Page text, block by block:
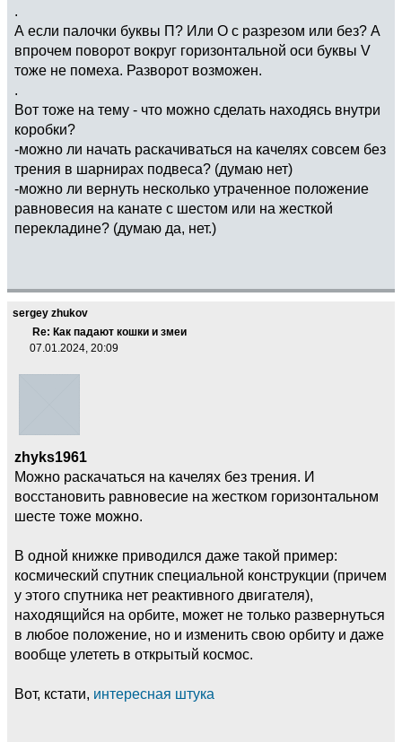
.
А если палочки буквы П? Или О с разрезом или без? А
впрочем поворот вокруг горизонтальной оси буквы V
тоже не помеха. Разворот возможен.
.
Вот тоже на тему - что можно сделать находясь внутри
коробки?
-можно ли начать раскачиваться на качелях совсем без
трения в шарнирах подвеса? (думаю нет)
-можно ли вернуть несколько утраченное положение
равновесия на канате с шестом или на жесткой
перекладине? (думаю да, нет.)
sergey zhukov
Re: Как падают кошки и змеи
07.01.2024, 20:09
zhyks1961
Можно раскачаться на качелях без трения. И
восстановить равновесие на жестком горизонтальном
шесте тоже можно.
В одной книжке приводился даже такой пример:
космический спутник специальной конструкции (причем
у этого спутника нет реактивного двигателя),
находящийся на орбите, может не только развернуться
в любое положение, но и изменить свою орбиту и даже
вообще улететь в открытый космос.
Вот, кстати, интересная штука